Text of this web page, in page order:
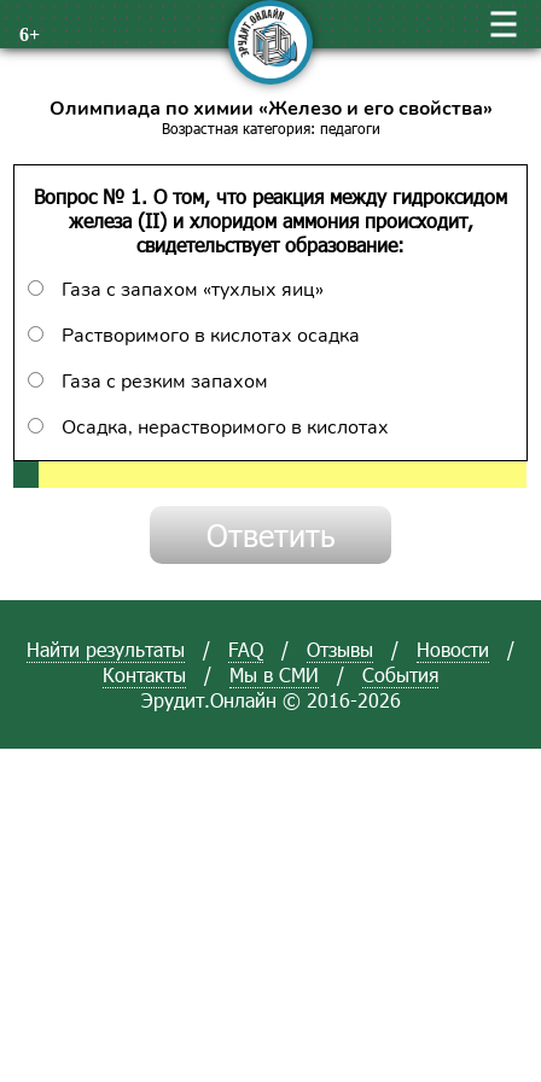
6+
Олимпиада по химии «Железо и его свойства»
Возрастная категория: педагоги
Вопрос № 1. О том, что реакция между гидроксидом
железа (II) и хлоридом аммония происходит,
свидетельствует образование:
Газа с запахом «тухлых яиц»
Растворимого в кислотах осадка
Газа с резким запахом
Осадка, нерастворимого в кислотах
Найти результаты / FAQ / Отзывы / Новости
/
Контакты
/ Мы в СМИ /
События
Эрудит.Онлайн © 2016-2026